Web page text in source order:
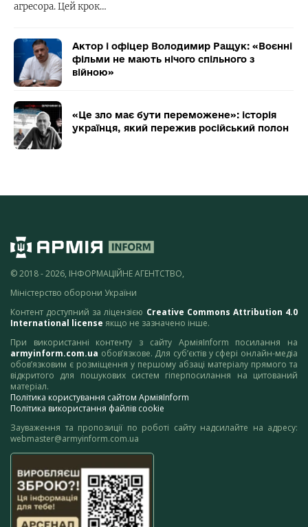
агресора. Цей крок…
Актор і офіцер Володимир Ращук: «Воєнні
фільми не мають нічого спільного з
війною»
«Це зло має бути переможене»: історія
українця, який пережив російський полон
© 2018 - 2026, ІНФОРМАЦІЙНЕ АГЕНТСТВО,
Міністерство оборони України
Контент доступний за ліцензією Creative Commons Attribution 4.0
International license якщо не зазначено інше.
При використанні контенту з сайту АрміяInform посилання на
armyinform.com.ua обов’язкове. Для суб’єктів у сфері онлайн-медіа
обов’язковим є розміщення у першому абзаці матеріалу прямого та
відкритого для пошукових систем гіперпосилання на цитований
матеріал.
Політика користування сайтом АрміяInform
Політика використання файлів cookie
Зауваження та пропозиції по роботі сайту надсилайте на адресу:
webmaster@armyinform.com.ua